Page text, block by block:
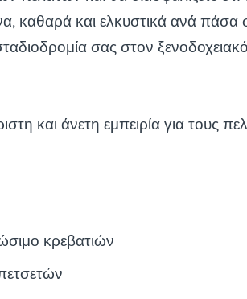
καθαρά και ελκυστικά ανά πάσα
σας στον
και άνετη εμπειρία για τους
κρεβατιών